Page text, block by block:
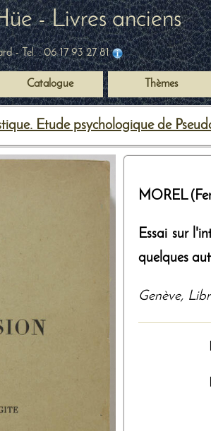
- Livres anciens
- Tel. :06 17 93 27 81
Catalogue Thèmes
Etude psychologique de
MOREL
Essai sur
quelques
Genève,